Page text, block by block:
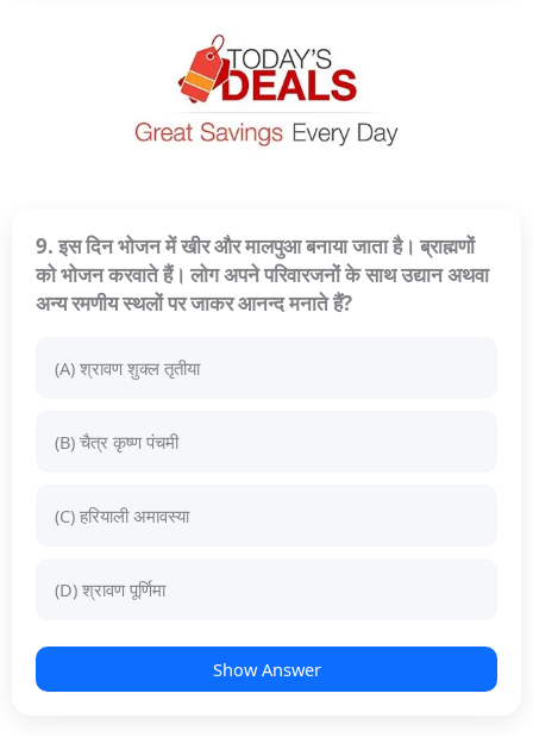
9. इस दिन भोजन में खीर और मालपुआ बनाया जाता है। ब्राह्मणों
को भोजन करवाते हैं। लोग अपने परिवारजनों के साथ उद्यान अथवा
अन्य रमणीय स्थलों पर जाकर आनन्द मनाते हैं?
(A) श्रावण शुक्ल तृतीया
(B) चैत्र कृष्ण पंचमी
(C) हरियाली अमावस्या
(D) श्रावण पूर्णिमा
Show Answer